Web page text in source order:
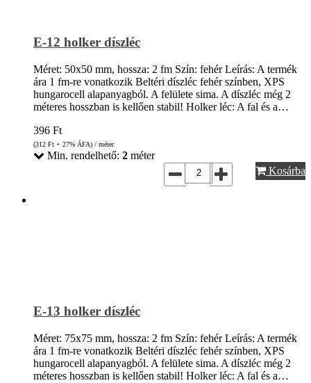
E-12 holker díszléc
Méret: 50x50 mm, hossza: 2 fm Szín: fehér Leírás: A termék
ára 1 fm-re vonatkozik Beltéri díszléc fehér színben, XPS
hungarocell alapanyagból. A felülete sima. A díszléc még 2
méteres hosszban is kellően stabil! Holker léc: A fal és a…
396 Ft
(312 Ft + 27% ÁFA) / méter
Min. rendelhető: 2 méter
Kosárba
E-13 holker díszléc
Méret: 75x75 mm, hossza: 2 fm Szín: fehér Leírás: A termék
ára 1 fm-re vonatkozik Beltéri díszléc fehér színben, XPS
hungarocell alapanyagból. A felülete sima. A díszléc még 2
méteres hosszban is kellően stabil! Holker léc: A fal és a…